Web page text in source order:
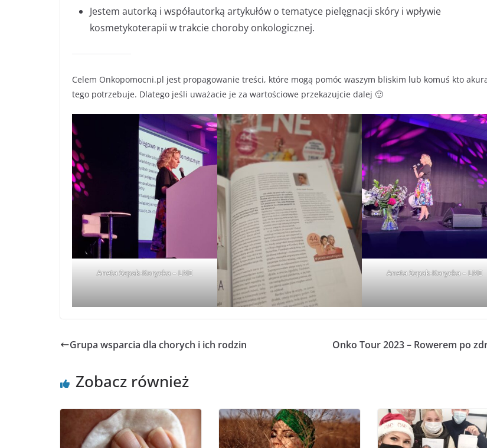
Jestem autorką i współautorką artykułów o tematyce pielęgnacji skóry i wpływie
kosmetykoterapii w trakcie choroby onkologicznej.
Celem Onkopomocni.pl jest propagowanie treści, które mogą pomóc waszym bliskim lub komuś kto
tego potrzebuje. Dlatego jeśli uważacie je za wartościowe przekazujcie dalej 🙂
Aneta Szpak-Korycka – LNE Aneta Szpak-Korycka – LNE
Grupa wsparcia dla chorych i ich rodzin Onko Tour 2023 – Rowerem po
Zobacz również